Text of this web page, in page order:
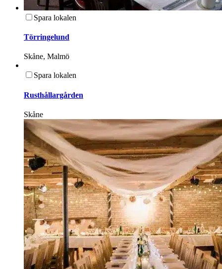
Spara lokalen
Törringelund
Skåne, Malmö
Spara lokalen
Rusthållargården
Skåne